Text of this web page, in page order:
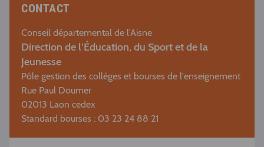
CONTACT
Conseil départemental de l’Aisne
Direction de l’Éducation, du Sport et de la
Jeunesse
Pôle gestion des collèges et bourses de l'enseignement
Rue Paul Doumer
02013 Laon cedex
Standard bourses : 03 23 24 88 21